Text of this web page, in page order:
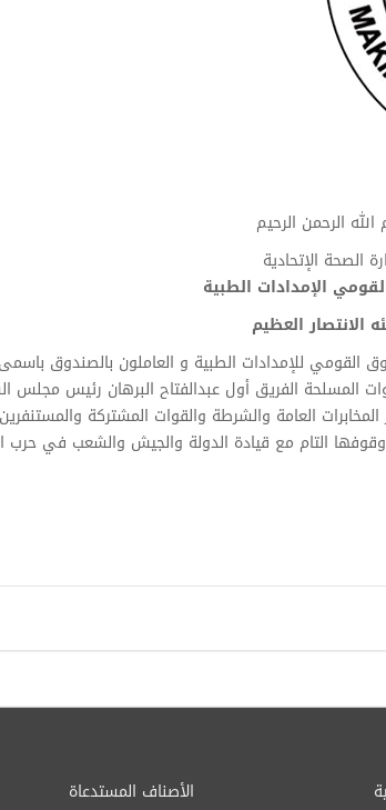
الرحمن الرحيم
الصحة الإتحادية
الإمدادات الطبية
الانتصار العظيم
القومي للإمدادات الطبية و العاملون بالصندوق
المسلحة الفريق أول عبدالفتاح البرهان رئيس مجلس
العامة والشرطة والقوات المشتركة
التام مع قيادة الدولة والجيش والشعب في حرب
الأصناف المستدعاة